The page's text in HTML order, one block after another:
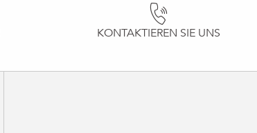
KONTAKTIEREN SIE UNS